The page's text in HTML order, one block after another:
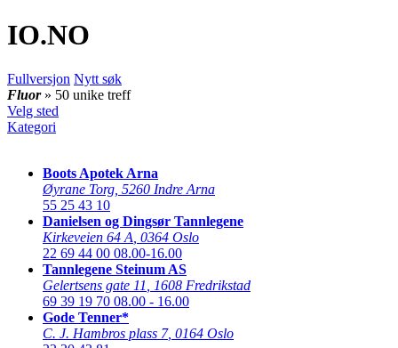
IO.NO
Fullversjon Nytt søk
Fluor » 50 unike treff
Velg sted
Kategori
Boots Apotek Arna
Øyrane Torg 5260 Indre Arna
55 25 43 10
Danielsen og Dingsør Tannlegene
Kirkeveien 64 A 0364 Oslo
22 69 44 00 08.00-16.00
Tannlegene Steinum AS
Gelertsens gate 11
1608 Fredrikstad
69 39 19 70 08.00 - 16.00
Gode Tenner*
C. J. Hambros plass 7, 0164 Oslo